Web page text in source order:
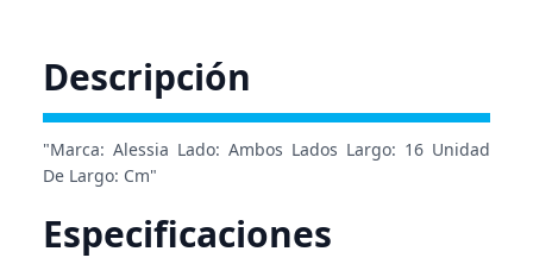
Descripción
"Marca: Alessia Lado: Ambos Lados Largo: 16 Unidad
De Largo: Cm"
Especificaciones